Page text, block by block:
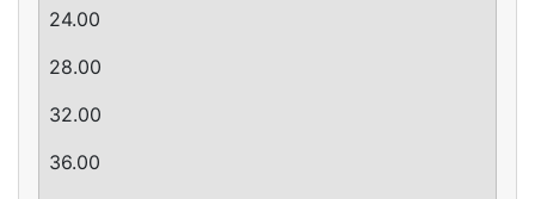
24.00
28.00
32.00
36.00